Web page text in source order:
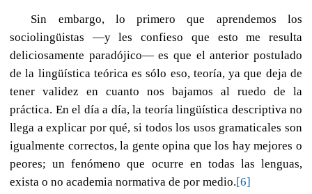
Sin embargo, lo primero que aprendemos los
sociolingüistas —y les confieso que esto me resulta
deliciosamente paradójico— es que el anterior postulado
de la lingüística teórica es sólo eso, teoría, ya que deja de
tener validez en cuanto nos bajamos al ruedo de la
práctica. En el día a día, la teoría lingüística descriptiva no
llega a explicar por qué, si todos los usos gramaticales son
igualmente correctos, la gente opina que los hay mejores o
peores; un fenómeno que ocurre en todas las lenguas,
exista o no academia normativa de por medio.[6]